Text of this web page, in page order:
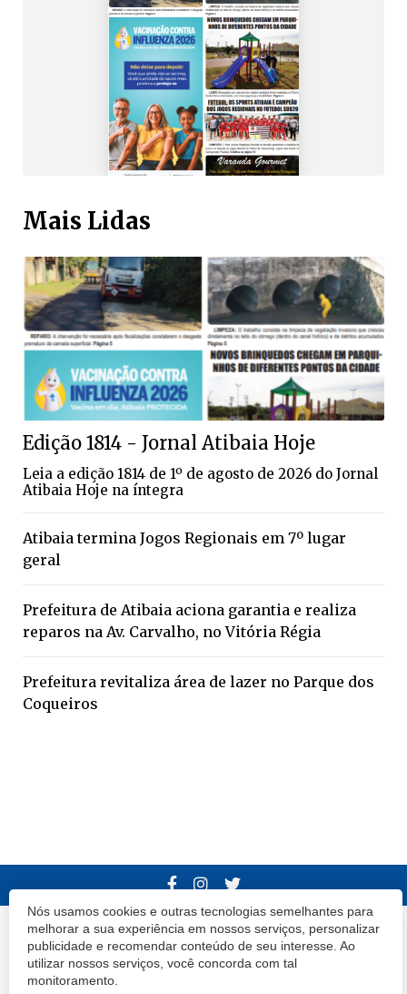
Nós usamos cookies e outras tecnologias semelhantes para
melhorar a sua experiência em nossos serviços, personalizar
publicidade e recomendar conteúdo de seu interesse. Ao
utilizar nossos serviços, você concorda com tal
monitoramento.
Mais Lidas
Edição 1814 - Jornal Atibaia Hoje
Leia a edição 1814 de 1º de agosto de 2026 do Jornal
Atibaia Hoje na íntegra
Atibaia termina Jogos Regionais em 7º lugar
geral
Prefeitura de Atibaia aciona garantia e realiza
reparos na Av. Carvalho, no Vitória Régia
Prefeitura revitaliza área de lazer no Parque dos
Coqueiros
© 2020 Atibaia Hoje.Todos os direitos reservados.Desenvolvido por
Termos e Políticas de Uso Privacidade